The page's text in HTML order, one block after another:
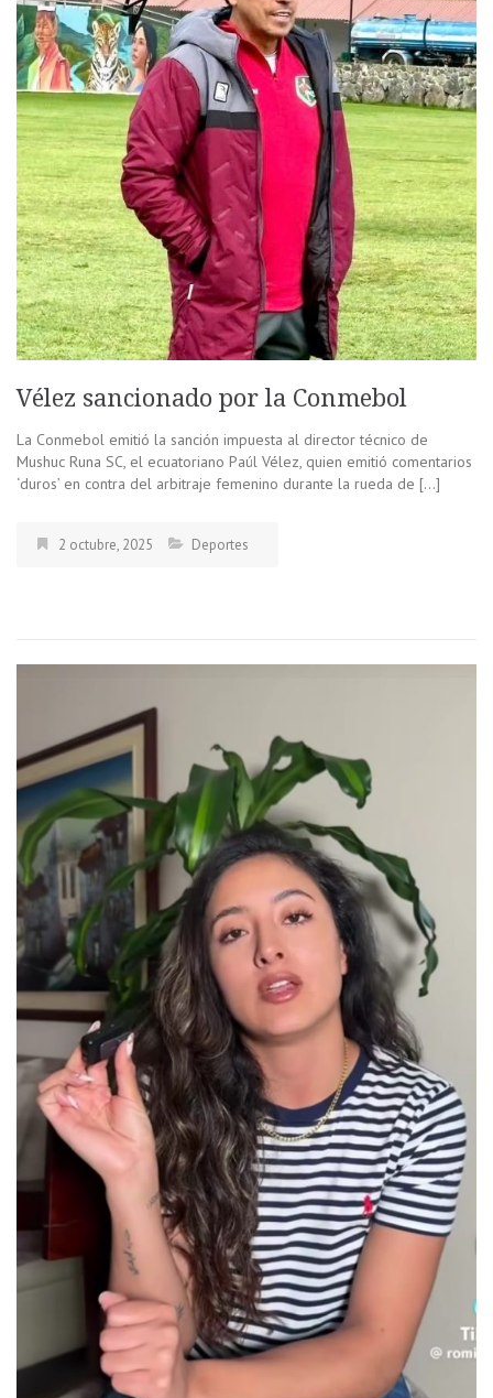
Vélez sancionado por la Conmebol
La Conmebol emitió la sanción impuesta al director técnico de
Mushuc Runa SC, el ecuatoriano Paúl Vélez, quien emitió comentarios
‘duros’ en contra del arbitraje femenino durante la rueda de […]
2 octubre, 2025 Deportes